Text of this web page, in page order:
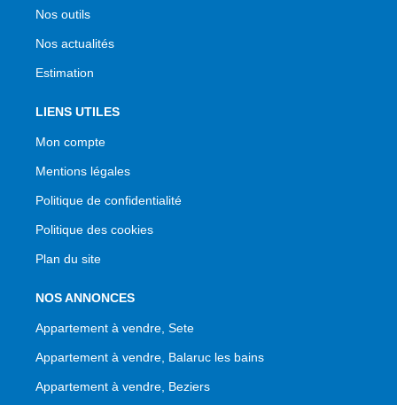
Nos outils
Nos actualités
Estimation
LIENS UTILES
Mon compte
Mentions légales
Politique de confidentialité
Politique des cookies
Plan du site
NOS ANNONCES
Appartement à vendre, Sete
Appartement à vendre, Balaruc les bains
Appartement à vendre, Beziers